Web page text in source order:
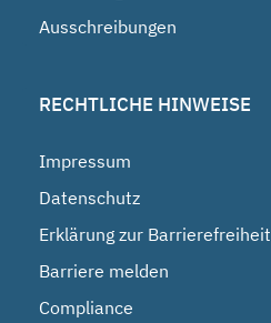
Ausschreibungen
RECHTLICHE HINWEISE
Impressum
Datenschutz
Erklärung zur Barrierefreiheit
Barriere melden
Compliance